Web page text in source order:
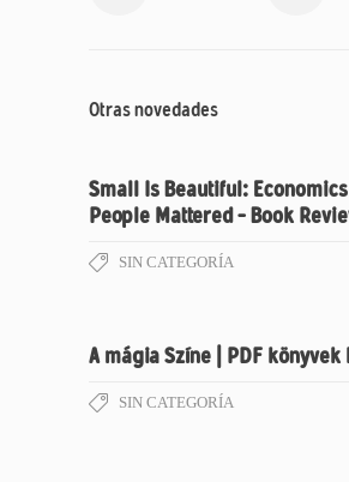
Otras novedades
Small Is Beautiful:
People Mattered – Book
SIN CATEGORÍA
A mágia Színe | PDF
SIN CATEGORÍA